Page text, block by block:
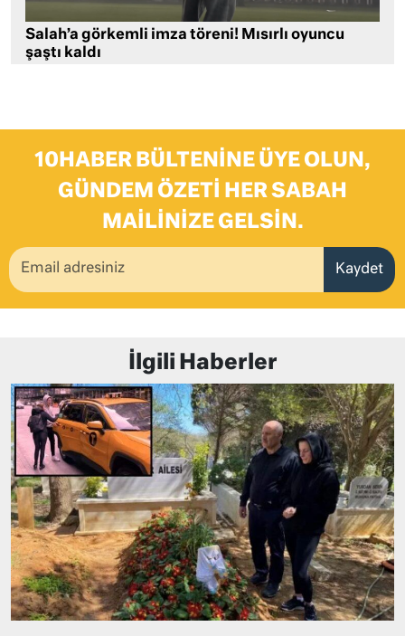
Salah’a görkemli imza töreni! Mısırlı oyuncu
şaştı kaldı
10HABER BÜLTENINE ÜYE OLUN,
GÜNDEM ÖZETI HER SABAH
MAILINIZE GELSIN.
Kaydet
İlgili Haberler